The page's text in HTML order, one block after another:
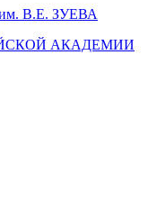
В.Е. ЗУЕВА
АКАДЕМИИ